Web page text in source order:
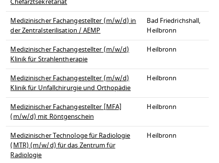
Chefarztsekretariat
Medizinischer Fachangestellter (m/w/d) in
der Zentralsterilisation / AEMP
Bad Friedrichshall,
Heilbronn
Medizinischer Fachangestellter (m/w/d)
Klinik für Strahlentherapie
Heilbronn
Medizinischer Fachangestellter (m/w/d)
Klinik für Unfallchirurgie und Orthopädie
Heilbronn
Medizinischer Fachangestellter [MFA]
(m/w/d) mit Röntgenschein
Heilbronn
Medizinischer Technologe für Radiologie
(MTR) (m/w/d) für das Zentrum für
Radiologie
Heilbronn